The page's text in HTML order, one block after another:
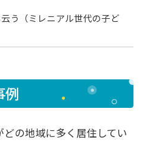
う（ミレニアル世代の子ど
例
の地域に多く居住してい